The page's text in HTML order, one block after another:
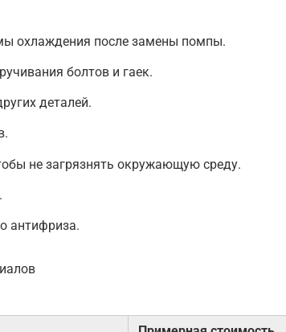
охлаждения после замены помпы.
болтов и гаек.
деталей.
не загрязнять окружающую среду.
антифриза.